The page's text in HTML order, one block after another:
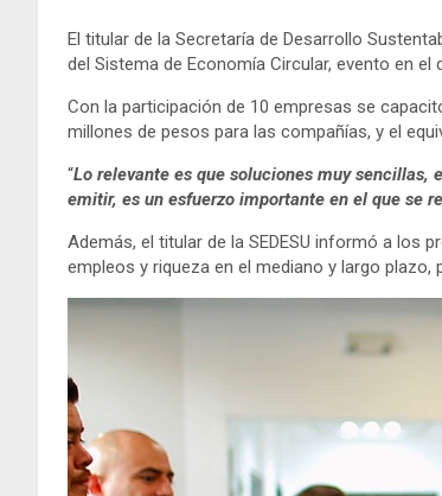
El titular de la Secretaría de Desarrollo
del Sistema de Economía Circular, evento en
Con la participación de 10 empresas se
millones de pesos para las compañías, y el
“Lo relevante es que soluciones muy sencillas,
emitir, es un esfuerzo importante en el que se
Además, el titular de la SEDESU informó a los
empleos y riqueza en el mediano y largo